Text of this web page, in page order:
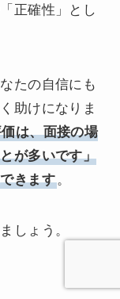
正確性」とし
たの自信にも
助けになりま
は、面接の場
が多いです」
きます。
しょう。